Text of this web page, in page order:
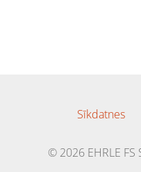
Sīkdatnes
© 2026 EHRLE FS